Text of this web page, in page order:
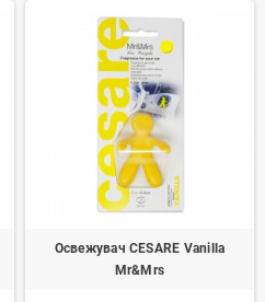
Освежувач CESARE Vanilla
Mr&Mrs